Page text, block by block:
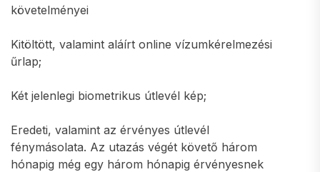
követelményei
Kitöltött, valamint aláírt online vízumkérelmezési
űrlap;
Két jelenlegi biometrikus útlevél kép;
Eredeti, valamint az érvényes útlevél
fénymásolata. Az utazás végét követő három
hónapig még egy három hónapig érvényesnek